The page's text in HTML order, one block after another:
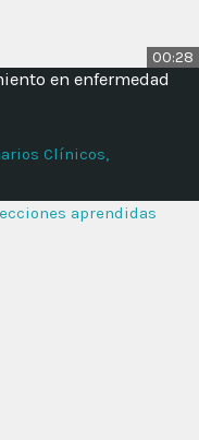
00:28
en enfermedad
Clínicos,